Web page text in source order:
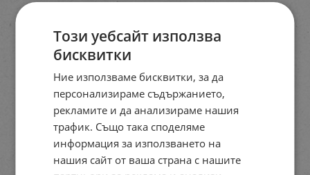
Този уебсайт използва
бисквитки
Ние използваме бисквитки, за да
персонализираме съдържанието,
рекламите и да анализираме нашия
трафик. Също така споделяме
информация за използването на
нашия сайт от ваша страна с нашите